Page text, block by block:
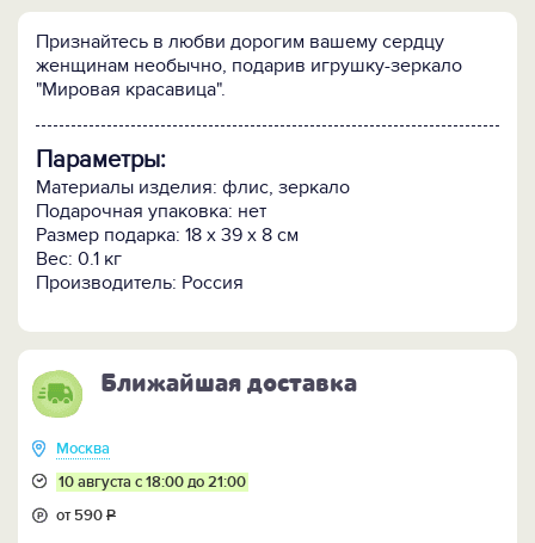
Признайтесь в любви дорогим вашему сердцу
женщинам необычно, подарив игрушку-зеркало
"Мировая красавица".
Параметры:
Материалы изделия: флис, зеркало
Подарочная упаковка: нет
Размер подарка: 18 x 39 x 8 см
Вес: 0.1 кг
Производитель: Россия
Ближайшая доставка
Москва
10 августа с 18:00 до 21:00
от 590Р